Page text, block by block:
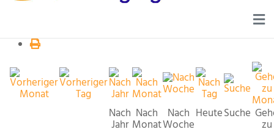
Nach
Jahr
Nach
Monat
Nach
Woche
HeuteSuche
zu